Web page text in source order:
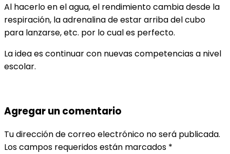
Al hacerlo en el agua, el rendimiento cambia desde la
respiración, la adrenalina de estar arriba del cubo
para lanzarse, etc. por lo cual es perfecto.
La idea es continuar con nuevas competencias a nivel
escolar.
Agregar un comentario
Tu dirección de correo electrónico no será publicada.
Los campos requeridos están marcados *